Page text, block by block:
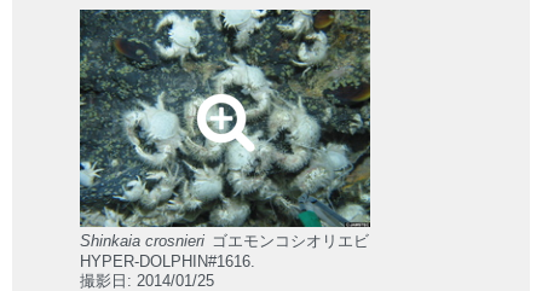
Shinkaia crosnieri ゴエモンコシオリエビ
HYPER-DOLPHIN#1616.
撮影日: 2014/01/25